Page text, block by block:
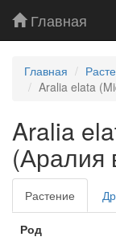
Главная
Главная
Aralia elata
Aralia
(Аралия
Растение
Род